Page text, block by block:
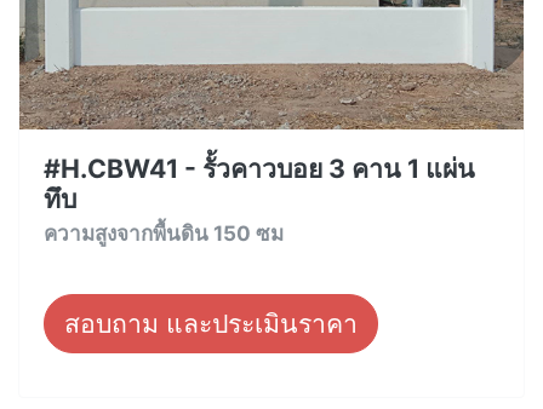
#H.CBW41 - รั้วคาวบอย 3 คาน 1 แผ่น
ทึบ
ความสูงจากพื้นดิน 150 ซม
สอบถาม และประเมินราคา